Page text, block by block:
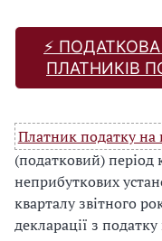
⚡️
ПЛАТНИКІВ
Платник податку на
(податковий) період
неприбуткових
кварталу звітного
декларації з